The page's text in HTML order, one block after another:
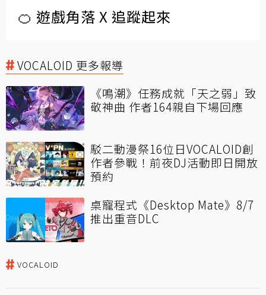
🍊 遊戲角落 X 追蹤起來
VOCALOID 更多報導
《鳴潮》任務成就「天之弱」致
敬神曲 作者164親自下場回應
駁二動漫祭16位日VOCALOID創
作者參戰！前夜DJ活動即日開放
預約
桌寵程式《Desktop Mate》8/7
推出重音DLC
VOCALOID